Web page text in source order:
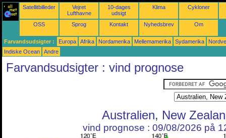
Satellitbilleder
Vejret
Lufthavne
10-dages
udsigt
Klima Cykloner
OSS Sprog Kontakt Nyhedsbrev Om
Farvandsudsigter : Europa Afrika Nordamerika Mellemamerika Sydamerika
Indiske Ocean
Andre
Farvandsudsigter : vind prognose
Australien, New
vind prognose : 09/08/2026 på